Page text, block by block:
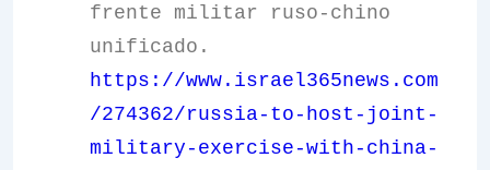
frente militar ruso-chino
unificado.
https://www.israel365news.com
/274362/russia-to-host-joint-
military-exercise-with-china-